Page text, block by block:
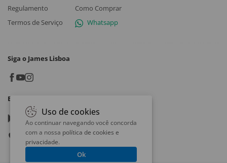
Regulamento
Termos de Serviço
Como Comprar
Whatsapp
Siga o James Lisboa
Baixe o App
Google play
App store
Uso de cookies
Ao continuar navegando você concorda
com a nossa política de cookies e
privacidade.
Ok